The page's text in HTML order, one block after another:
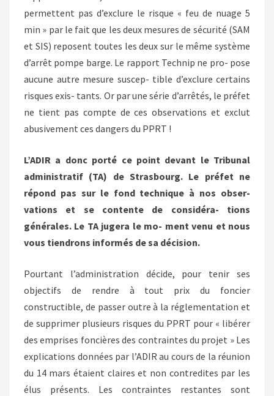
permettent pas d’exclure le risque « feu de nuage 5
min » par le fait que les deux mesures de sécurité (SAM
et SIS) reposent toutes les deux sur le même système
d’arrêt pompe barge. Le rapport Technip ne pro- pose
aucune autre mesure suscep- tible d’exclure certains
risques exis- tants. Or par une série d’arrêtés, le préfet
ne tient pas compte de ces observations et exclut
abusivement ces dangers du PPRT !
L’ADIR a donc porté ce point devant le Tribunal
administratif (TA) de Strasbourg. Le préfet ne
répond pas sur le fond technique à nos obser-
vations et se contente de considéra- tions
générales. Le TA jugera le mo- ment venu et nous
vous tiendrons informés de sa décision.
Pourtant l’administration décide, pour tenir ses
objectifs de rendre à tout prix du foncier
constructible, de passer outre à la réglementation et
de supprimer plusieurs risques du PPRT pour « libérer
des emprises foncières des contraintes du projet » Les
explications données par l’ADIR au cours de la réunion
du 14 mars étaient claires et non contredites par les
élus présents. Les contraintes restantes sont